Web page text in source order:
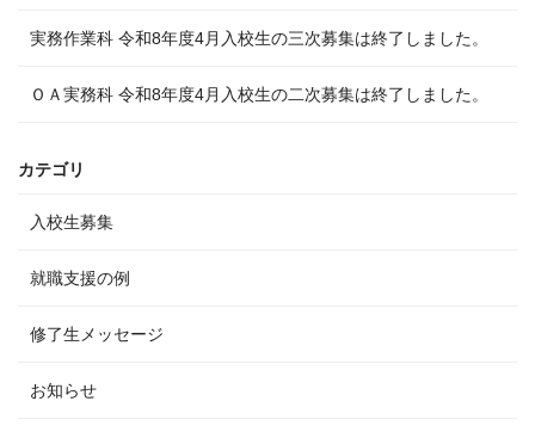
実務作業科 令和8年度4月入校生の三次募集は終了しました。
ＯＡ実務科 令和8年度4月入校生の二次募集は終了しました。
カテゴリ
入校生募集
就職支援の例
修了生メッセージ
お知らせ